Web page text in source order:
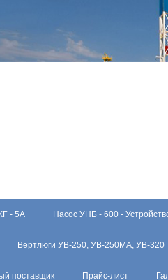
- 5А Насос УНБ - 600 -
Вертлюги УВ-250, УВ-250МА, УВ-320
поставщик Прайс-лист